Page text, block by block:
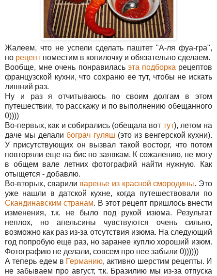
Жалеем, что не успели сделать паштет "А-ля фуа-гра",
но рецепт поместим в копилочку и обязательно сделаем.
Вообще, мне очень понравилась эта подборка рецептов
французской кухни, что сохраню ее тут, чтобы не искать
лишний раз.
Ну и раз я отчитываюсь по своим долгам в этом
путешествии, то расскажу и по выполнению обещанного
0))))
Во-первых, как и собирались (обещала вот тут), летом на
даче мы делали бограч гуляш (это из венгерской кухни).
У присутствующих он вызвал такой восторг, что потом
повторяли еще на бис по заявкам. К сожалению, не могу
в общем вале летних фотографий найти нужную. Как
отыщется - добавлю.
Во-вторых, сварили варенье из красной смородины. Это
уже нашли в датской кухне, когда путешествовали по
Скандинавским странам. В этот рецепт пришлось внести
изменения, т.к. не было под рукой изюма. Результат
неплох, но апельсины чувствуются очень сильно,
возможно как раз из-за отсутствия изюма. На следующий
год попробую еще раз, но заранее куплю хороший изюм.
Фотографию не делали, совсем про нее забыли 0))))))
А теперь едем в Германию, активно шерстим рецепты. И
не забываем про август, т.к. Бразилию мы из-за отпуска